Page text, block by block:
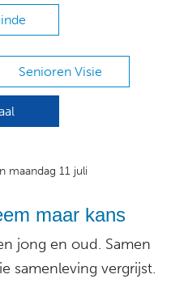
Senioren Visie
maandag 11 juli
maar kans
jong en oud. Samen
samenleving vergrijst.